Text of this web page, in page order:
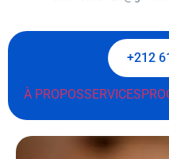
À PROPOSSERVICES
+212